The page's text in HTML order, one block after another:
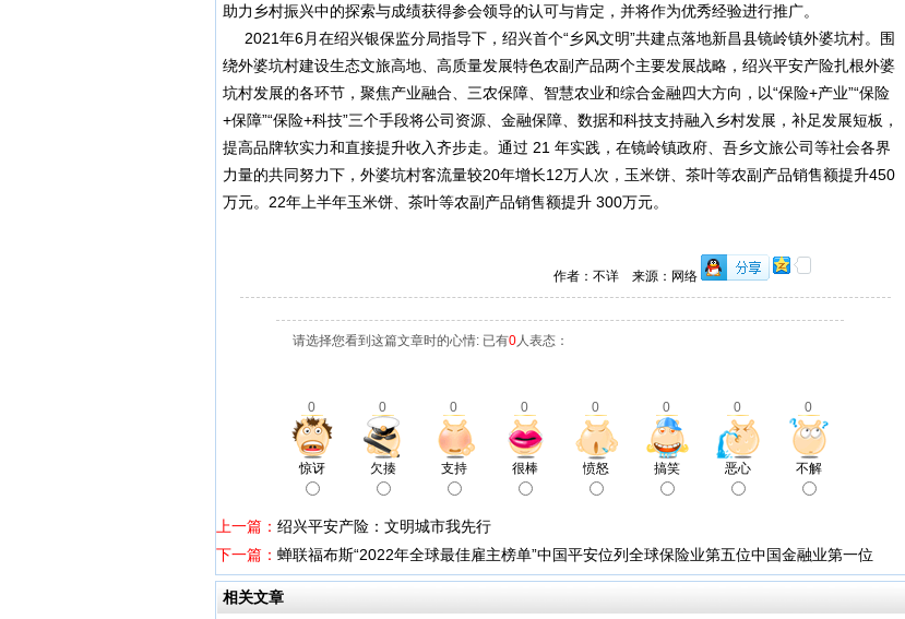
助力乡村振兴中的探索与成绩获得参会领导的认可与肯定，并将作为优秀经验进行推广。
2021年6月在绍兴银保监分局指导下，绍兴首个“乡风文明”共建点落地新昌县镜岭镇外婆坑村。围
绕外婆坑村建设生态文旅高地、高质量发展特色农副产品两个主要发展战略，绍兴平安产险扎根外婆
坑村发展的各环节，聚焦产业融合、三农保障、智慧农业和综合金融四大方向，以“保险+产业”“保险
+保障”“保险+科技”三个手段将公司资源、金融保障、数据和科技支持融入乡村发展，补足发展短板，
提高品牌软实力和直接提升收入齐步走。通过 21 年实践，在镜岭镇政府、吾乡文旅公司等社会各界
力量的共同努力下，外婆坑村客流量较20年增长12万人次，玉米饼、茶叶等农副产品销售额提升450
万元。22年上半年玉米饼、茶叶等农副产品销售额提升 300万元。
作者：不详 来源：网络
请选择您看到这篇文章时的心情: 已有0人表态：
0 0 0 0 0 0 0 0
惊讶 欠揍 支持 很棒 愤怒 搞笑 恶心 不解
上一篇： 绍兴平安产险：文明城市我先行
下一篇： 蝉联福布斯“2022年全球最佳雇主榜单”中国平安位列全球保险业第五位中国金融业第一位
相关文章